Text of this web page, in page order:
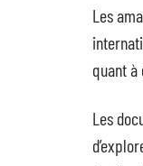
Les
quant à
Les